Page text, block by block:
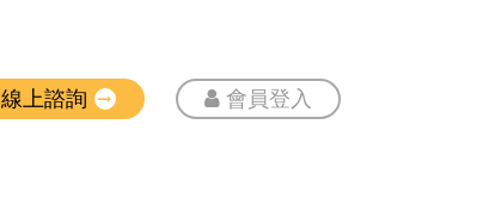
線上諮詢 會員登入